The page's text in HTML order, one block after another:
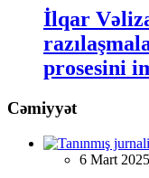
İlqar
prosesini
Cəmiyyət
6 Mart